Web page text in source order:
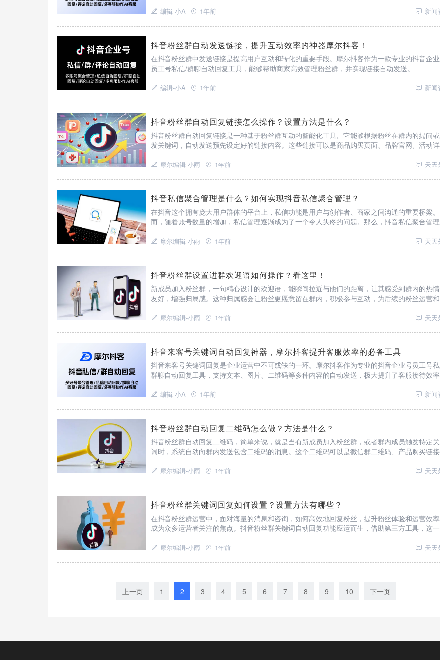
编辑-小A 1年前 新闻
抖音粉丝群自动发送链接，提升互动效率的神器摩尔抖客！
在抖音粉丝群中发送链接是提高用户互动和转化的重要手段。摩尔抖客作为一款专业的抖音企
员工号私信/群聊自动回复工具，能够帮助商家高效管理粉丝群，并实现链接自动发送。
编辑-小A 1年前 新闻
抖音粉丝群自动回复链接怎么操作？设置方法是什么？
抖音粉丝群自动回复链接是一种基于粉丝群互动的智能化工具。它能够根据粉丝在群内的提问
发关键词，自动发送预先设定好的链接内容。这些链接可以是商品购买页面、品牌官网、活动
摩尔编辑-小雨 1年前 天天
抖音私信聚合管理是什么？如何实现抖音私信聚合管理？
在抖音这个拥有庞大用户群体的平台上，私信功能是用户与创作者、商家之间沟通的重要桥梁
而，随着账号数量的增加，私信管理逐渐成为了一个令人头疼的问题。那么，抖音私信聚合管
摩尔编辑-小雨 1年前 天天
抖音粉丝群设置进群欢迎语如何操作？看这里！
新成员加入粉丝群，一句精心设计的欢迎语，能瞬间拉近与他们的距离，让其感受到群内的热
友好，增强归属感。这种归属感会让粉丝更愿意留在群内，积极参与互动，为后续的粉丝运营
摩尔编辑-小雨 1年前 天天
抖音来客号关键词自动回复神器，摩尔抖客提升客服效率的必备工具
抖音来客号关键词回复是企业运营中不可或缺的一环。摩尔抖客作为专业的抖音企业号员工号
群聊自动回复工具，支持文本、图片、二维码等多种内容的自动发送，极大提升了客服接待效
编辑-小A 1年前 新闻
抖音粉丝群自动回复二维码怎么做？方法是什么？
抖音粉丝群自动回复二维码，简单来说，就是当有新成员加入粉丝群，或者群内成员触发特定
词时，系统自动向群内发送包含二维码的消息。这个二维码可以是微信群二维码、产品购买链
的及时性与准确性。​
摩尔编辑-小雨 1年前 天天
抖音粉丝群关键词回复如何设置？设置方法有哪些？
在抖音粉丝群运营中，面对海量的消息和咨询，如何高效地回复粉丝，提升粉丝体验和运营效
成为众多运营者关注的焦点。抖音粉丝群关键词自动回复功能应运而生，借助第三方工具，这
摩尔编辑-小雨 1年前 天天
上一页 1 2 3 4 5 6 7 8 9 10 下一页